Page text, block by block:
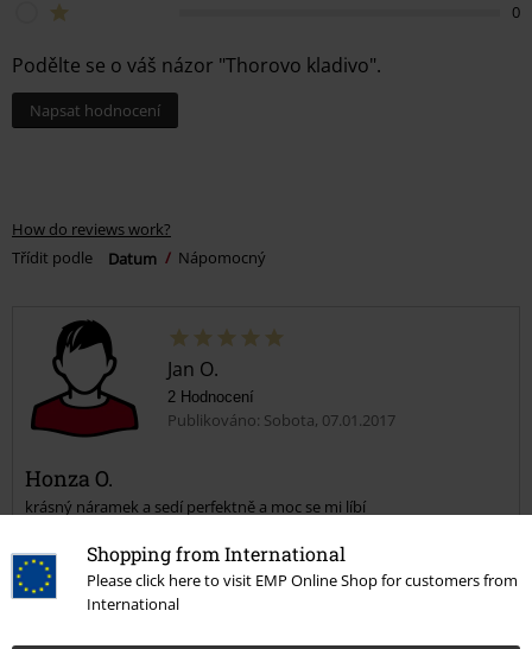
Shopping from International
Please click here to visit EMP Online Shop for customers from
International
0
Podělte se o váš názor "Thorovo kladivo".
Napsat hodnocení
How do reviews work?
Třídit podle
Datum Nápomocný
Jan O.
2 Hodnocení
Publikováno: Sobota, 07.01.2017
Honza O.
krásný náramek a sedí perfektně a moc se mi líbí